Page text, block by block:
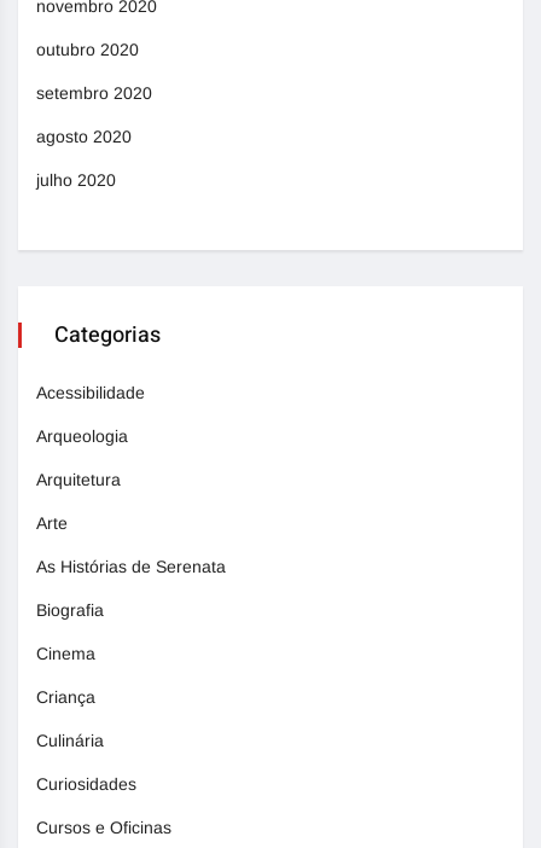
novembro 2020
outubro 2020
setembro 2020
agosto 2020
julho 2020
Categorias
Acessibilidade
Arqueologia
Arquitetura
Arte
As Histórias de Serenata
Biografia
Cinema
Criança
Culinária
Curiosidades
Cursos e Oficinas